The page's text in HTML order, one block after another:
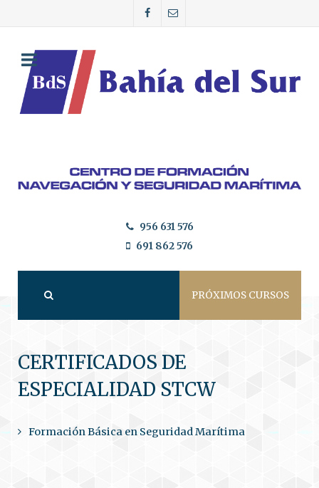
956 631 576
691 862 576
PRÓXIMOS CURSOS
CERTIFICADOS DE
ESPECIALIDAD STCW
Formación Básica en Seguridad Marítima